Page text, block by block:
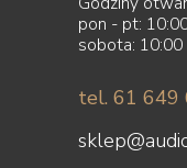
pon - pt:
sobota:
tel. 61 649